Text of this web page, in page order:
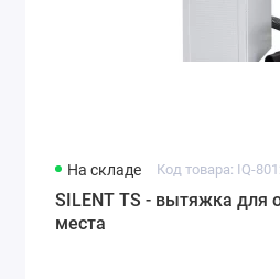
На складе Код товара: IQ-
SILENT TS - вытяжка для
места